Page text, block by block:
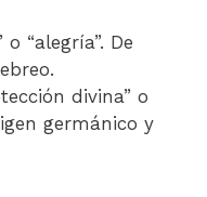
“alegría”. De
divina” o
germánico y